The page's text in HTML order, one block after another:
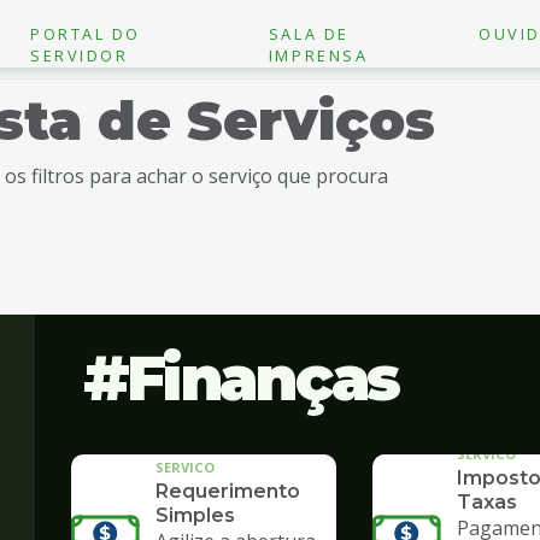
PORTAL DO
SERVIDOR
SALA DE
IMPRENSA
de Serviços
os filtros para achar o serviço que procura
Finanças
SERVICO
Requerimento
Simples
SERVICO
Taxas